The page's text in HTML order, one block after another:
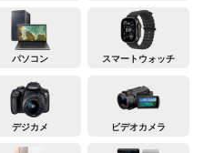
パソコン スマートウォッチ
デジカメ ビデオカメラ